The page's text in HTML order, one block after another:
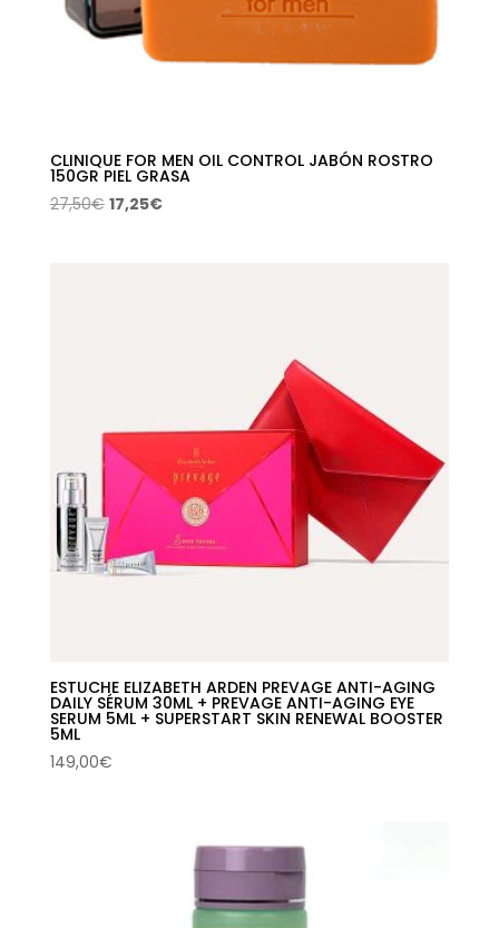
CLINIQUE FOR MEN OIL CONTROL JABÓN ROSTRO
150GR PIEL GRASA
27,50€ El
17,25€El
ESTUCHE ELIZABETH ARDEN PREVAGE ANTI-AGING
DAILY SÉRUM 30ML + PREVAGE ANTI-AGING EYE
SERUM 5ML + SUPERSTART SKIN RENEWAL BOOSTER
5ML
149,00€